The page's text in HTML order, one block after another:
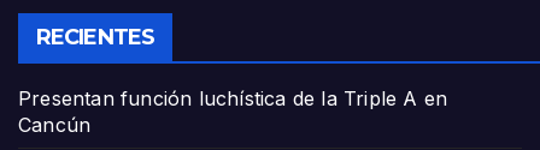
RECIENTES
Presentan función luchística de la Triple A en
Cancún